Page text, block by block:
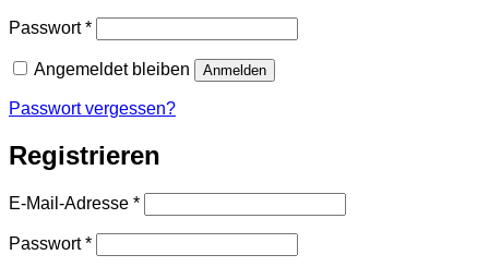
Passwort*Erforderlich
Angemeldet bleiben Anmelden
Passwort vergessen?
Registrieren
E-Mail-Adresse *Erforderlich
Passwort*Erforderlich